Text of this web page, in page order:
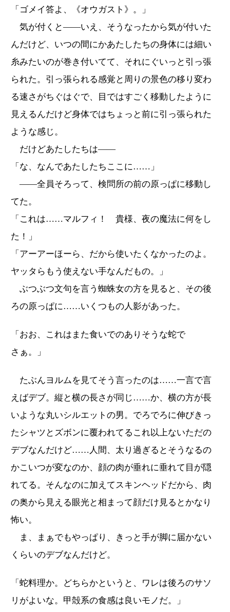
「ゴメイ答よ、《オウガスト》。」
気が付くと――いえ、そうなったから気が付いた
んだけど、いつの間にかあたしたちの身体には細い
糸みたいのが巻き付いてて、それにぐいっと引っ張
られた。引っ張られる感覚と周りの景色の移り変わ
る速さがちぐはぐで、目ではすごく移動したように
見えるんだけど身体ではちょっと前に引っ張られた
ような感じ。
だけどあたしたちは――
「な、なんであたしたちここに……」
――全員そろって、検問所の前の原っぱに移動し
てた。
「これは……マルフィ！ 貴様、夜の魔法に何をし
た！」
「アーアーほーら、だから使いたくなかったのよ。
ヤッタらもう使えない手なんだもの。」
ぶつぶつ文句を言う蜘蛛女の方を見ると、その後
ろの原っぱに……いくつもの人影があった。
「おお、これはまた食いでのありそうな蛇で
さぁ。」
たぶんヨルムを見てそう言ったのは……一言で言
えばデブ。縦と横の長さが同じ……か、横の方が長
いような丸いシルエットの男。でろでろに伸びきっ
たシャツとズボンに覆われてるこれ以上ないただの
デブなんだけど……人間、太り過ぎるとそうなるの
かこいつが変なのか、顔の肉が垂れに垂れて目が隠
れてる。そんなのに加えてスキンヘッドだから、肉
の奥から見える眼光と相まって顔だけ見るとかなり
怖い。
ま、まぁでもやっぱり、きっと手が脚に届かない
くらいのデブなんだけど。
「蛇料理か。どちらかというと、ワレは後ろのサソ
リがよいな。甲殻系の食感は良いモノだ。」